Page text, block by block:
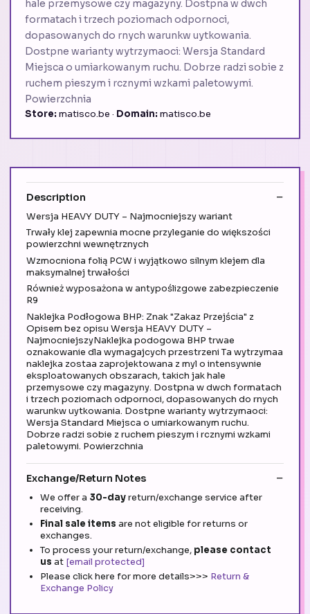
hale przemysowe czy magazyny. Dostpna w dwch
formatach i trzech poziomach odpornoci,
dopasowanych do rnych warunkw uytkowania.
Dostpne warianty wytrzymaoci: Wersja Standard
Miejsca o umiarkowanym ruchu. Dobrze radzi sobie z
ruchem pieszym i rcznymi wzkami paletowymi.
Powierzchnia
Store: matisco.be · Domain: matisco.be
Description
Wersja HEAVY DUTY – Najmocniejszy wariant
Trwały klej zapewnia mocne przyleganie do większości
powierzchni wewnętrznych
Wzmocniona folią PCW i wyjątkowo silnym klejem dla
maksymalnej trwałości
Również wyposażona w antypoślizgowe zabezpieczenie
R9
Naklejka Podłogowa BHP: Znak "Zakaz Przejścia" z
Opisem bez opisu Wersja HEAVY DUTY –
NajmocniejszyNaklejka podogowa BHP trwae
oznakowanie dla wymagajcych przestrzeni Ta wytrzymaa
naklejka zostaa zaprojektowana z myl o intensywnie
eksploatowanych obszarach, takich jak hale
przemysowe czy magazyny. Dostpna w dwch formatach
i trzech poziomach odpornoci, dopasowanych do rnych
warunkw uytkowania. Dostpne warianty wytrzymaoci:
Wersja Standard Miejsca o umiarkowanym ruchu.
Dobrze radzi sobie z ruchem pieszym i rcznymi wzkami
paletowymi. Powierzchnia
Exchange/Return Notes
We offer a 30-dayreturn/exchange service after
receiving.
Final sale items are not eligible for returns or
exchanges.
To process your return/exchange, please contact
us at [email protected]
Please click here for more details>>> Return &
Exchange Policy